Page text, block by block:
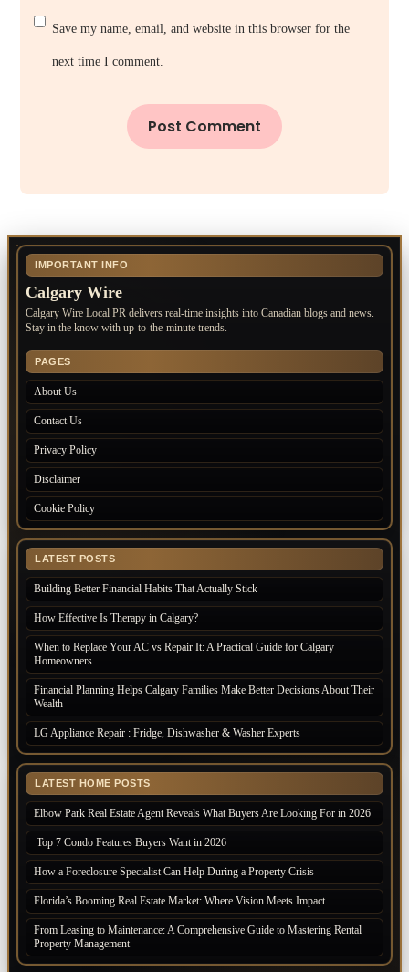
Save my name, email, and website in this browser for the
next time I comment.
IMPORTANT INFO
Calgary Wire
Calgary Wire Local PR delivers real-time insights into Canadian blogs and news.
Stay in the know with up-to-the-minute trends.
PAGES
About Us
Contact Us
Privacy Policy
Disclaimer
Cookie Policy
LATEST POSTS
Building Better Financial Habits That Actually Stick
How Effective Is Therapy in Calgary?
When to Replace Your AC vs Repair It: A Practical Guide for Calgary
Homeowners
Financial Planning Helps Calgary Families Make Better Decisions About Their
Wealth
LG Appliance Repair : Fridge, Dishwasher & Washer Experts
LATEST HOME POSTS
Elbow Park Real Estate Agent Reveals What Buyers Are Looking For in 2026
Top 7 Condo Features Buyers Want in 2026
How a Foreclosure Specialist Can Help During a Property Crisis
Florida’s Booming Real Estate Market: Where Vision Meets Impact
From Leasing to Maintenance: A Comprehensive Guide to Mastering Rental
Property Management